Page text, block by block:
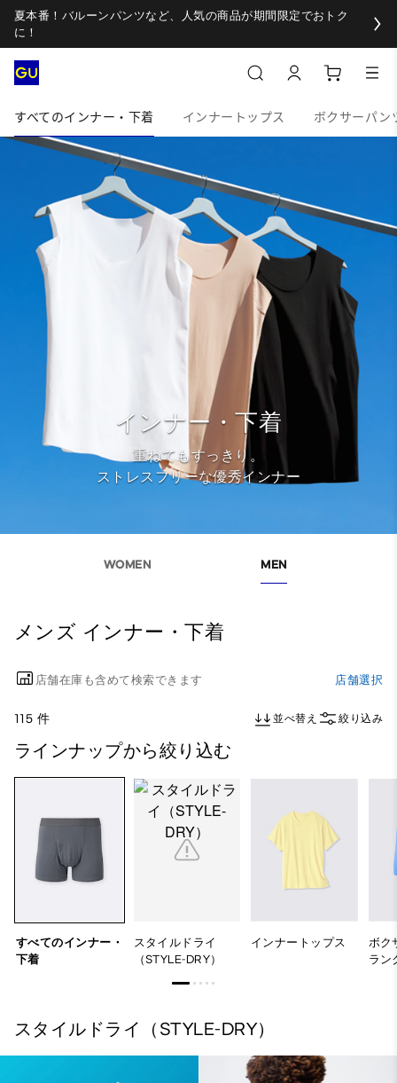
夏本番！バルーンパンツなど、人気の商品が期間限定でおトク
に！
すべてのインナー・下着 インナートップス ボクサーパン
インナー・下着
重ねてもすっきり。
ストレスフリーな優秀インナー
WOMEN MEN
メンズ インナー・下着
店舗在庫も含めて検索できます 店舗選択
115 件 並べ替え 絞り込み
ラインナップから絞り込む
すべてのインナー・
下着
スタイルドライ
（STYLE-DRY）
インナートップス
ボク
ラン
スタイルドライ（STYLE-DRY）